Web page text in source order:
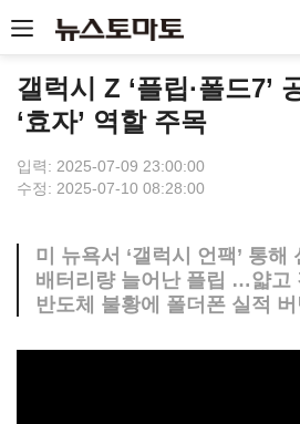
갤럭시 Z ‘플립·폴드7’
‘효자’ 역할 주목
입력: 2025-07-09 23:00:00
수정: 2025-07-10 08:28:00
미 뉴욕서 ‘갤럭시 언팩’ 통해
배터리량 늘어난 플립 …얇고
반도체 불황에 폴더폰 실적 버